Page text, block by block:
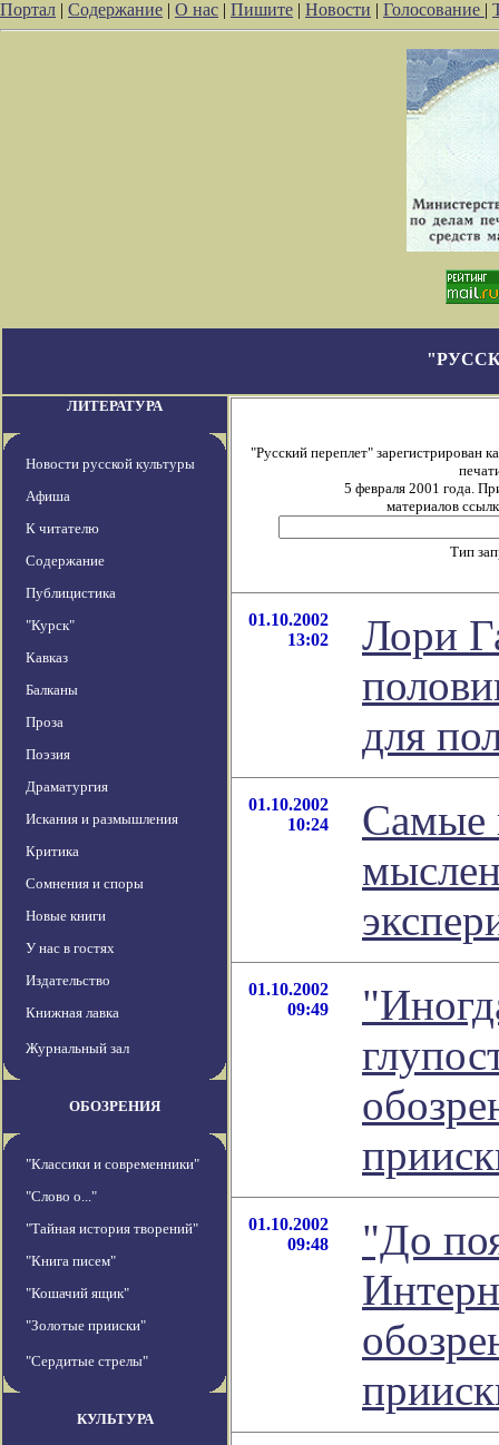
Портал | Содержание | О нас | Пишите | Новости | Голосование |
ЛИТЕРАТУРА
Новости русской культуры
Афиша
К читателю
Содержание
Публицистика
"Курск"
Кавказ
Балканы
Проза
Поэзия
Драматургия
Искания и размышления
Критика
Сомнения и споры
Новые книги
У нас в гостях
Издательство
Книжная лавка
Журнальный зал
ОБОЗРЕНИЯ
"Классики и современники"
"Слово о..."
"Тайная история творений"
"Книга писем"
"Кошачий ящик"
"Золотые прииски"
"Сердитые стрелы"
КУЛЬТУРА
"Русский переплет" зарегистрирован
5 февраля 2001 года.
материалов
Тип
01.10.2002
13:02
Лори
для
01.10.2002
10:24
Самые
01.10.2002
09:49
01.10.2002
09:48
"До